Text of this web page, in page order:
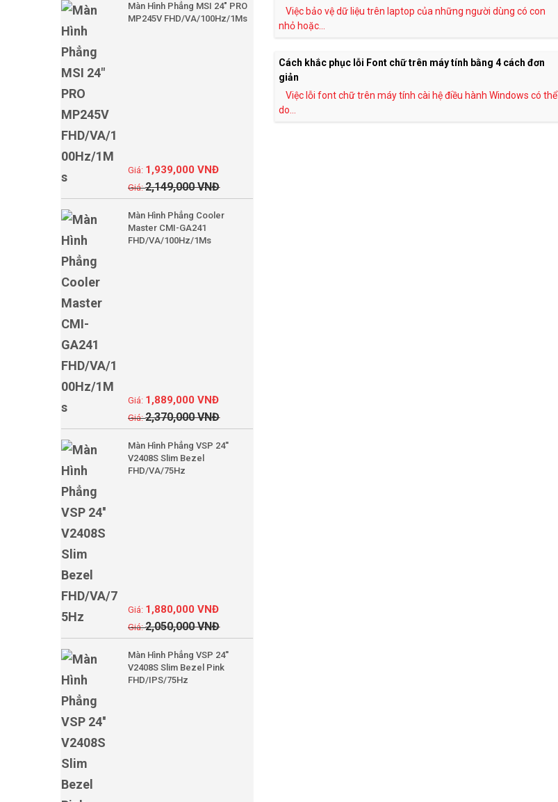
Việc bảo vệ dữ liệu trên laptop của những người dùng có con
nhỏ hoặc...
Cách khắc phục lỗi Font chữ trên máy tính bằng 4 cách đơn
giản
Việc lỗi font chữ trên máy tính cài hệ điều hành Windows có thể
do...
Màn Hình Phẳng MSI 24" PRO
MP245V FHD/VA/100Hz/1Ms
2,149,000VNĐ
1,939,000VNĐ
Màn Hình Phẳng Cooler
Master CMI-GA241
FHD/VA/100Hz/1Ms
2,370,000VNĐ
1,889,000VNĐ
Màn Hình Phẳng VSP 24''
V2408S Slim Bezel
FHD/VA/75Hz
2,050,000VNĐ
1,880,000VNĐ
Màn Hình Phẳng VSP 24''
V2408S Slim Bezel Pink
FHD/IPS/75Hz